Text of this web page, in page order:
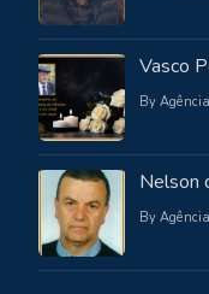
Vasco
By
Nelson
By